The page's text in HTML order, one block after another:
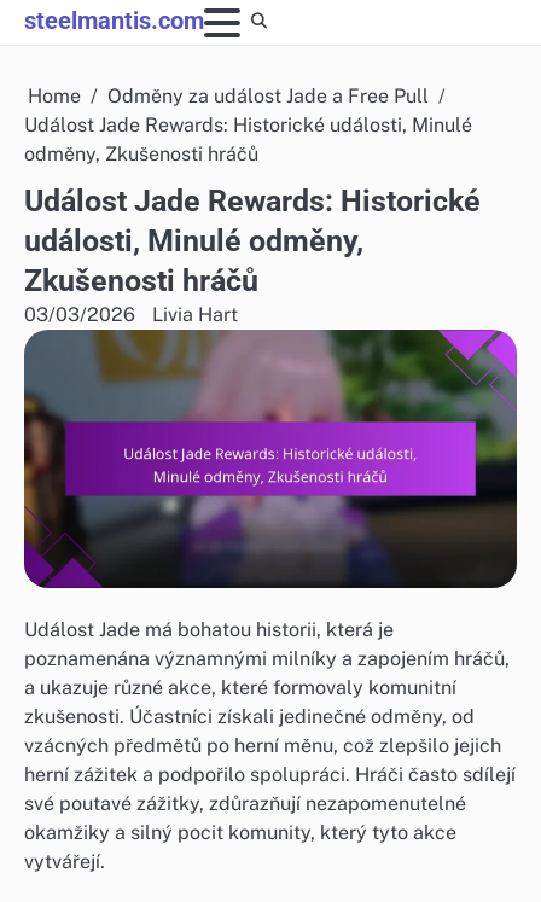
Skip
to
steelmantis.com
Home
Odměny za událost Jade a Free Pull
Událost Jade Rewards: Historické události, Minulé
odměny, Zkušenosti hráčů
Událost Jade Rewards: Historické
události, Minulé odměny,
Zkušenosti hráčů
03/03/2026 Livia Hart
Událost Jade má bohatou historii, která je
poznamenána významnými milníky a zapojením hráčů,
a ukazuje různé akce, které formovaly komunitní
zkušenosti. Účastníci získali jedinečné odměny, od
vzácných předmětů po herní měnu, což zlepšilo jejich
herní zážitek a podpořilo spolupráci. Hráči často sdílejí
své poutavé zážitky, zdůrazňují nezapomenutelné
okamžiky a silný pocit komunity, který tyto akce
vytvářejí.